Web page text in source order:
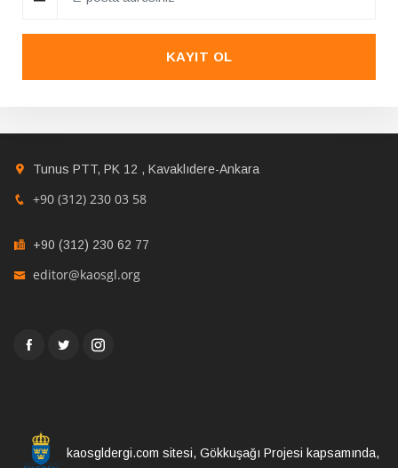
KAYIT OL
Tunus PTT, PK 12 , Kavaklıdere-Ankara
+90 (312) 230 03 58
+90 (312) 230 62 77
editor@kaosgl.org
kaosgldergi.com sitesi, Gökkuşağı Projesi kapsamında,